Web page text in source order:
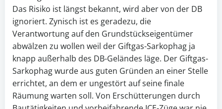
Das Risiko ist längst bekannt, wird aber von der DB
ignoriert. Zynisch ist es geradezu, die
Verantwortung auf den Grundstückseigentümer
abwälzen zu wollen weil der Giftgas-Sarkophag ja
knapp außerhalb des DB-Geländes läge. Der Giftgas-
Sarkophag wurde aus guten Gründen an einer Stelle
errichtet, an dem er ungestört auf seine finale
Räumung warten soll. Von Erschütterungen durch